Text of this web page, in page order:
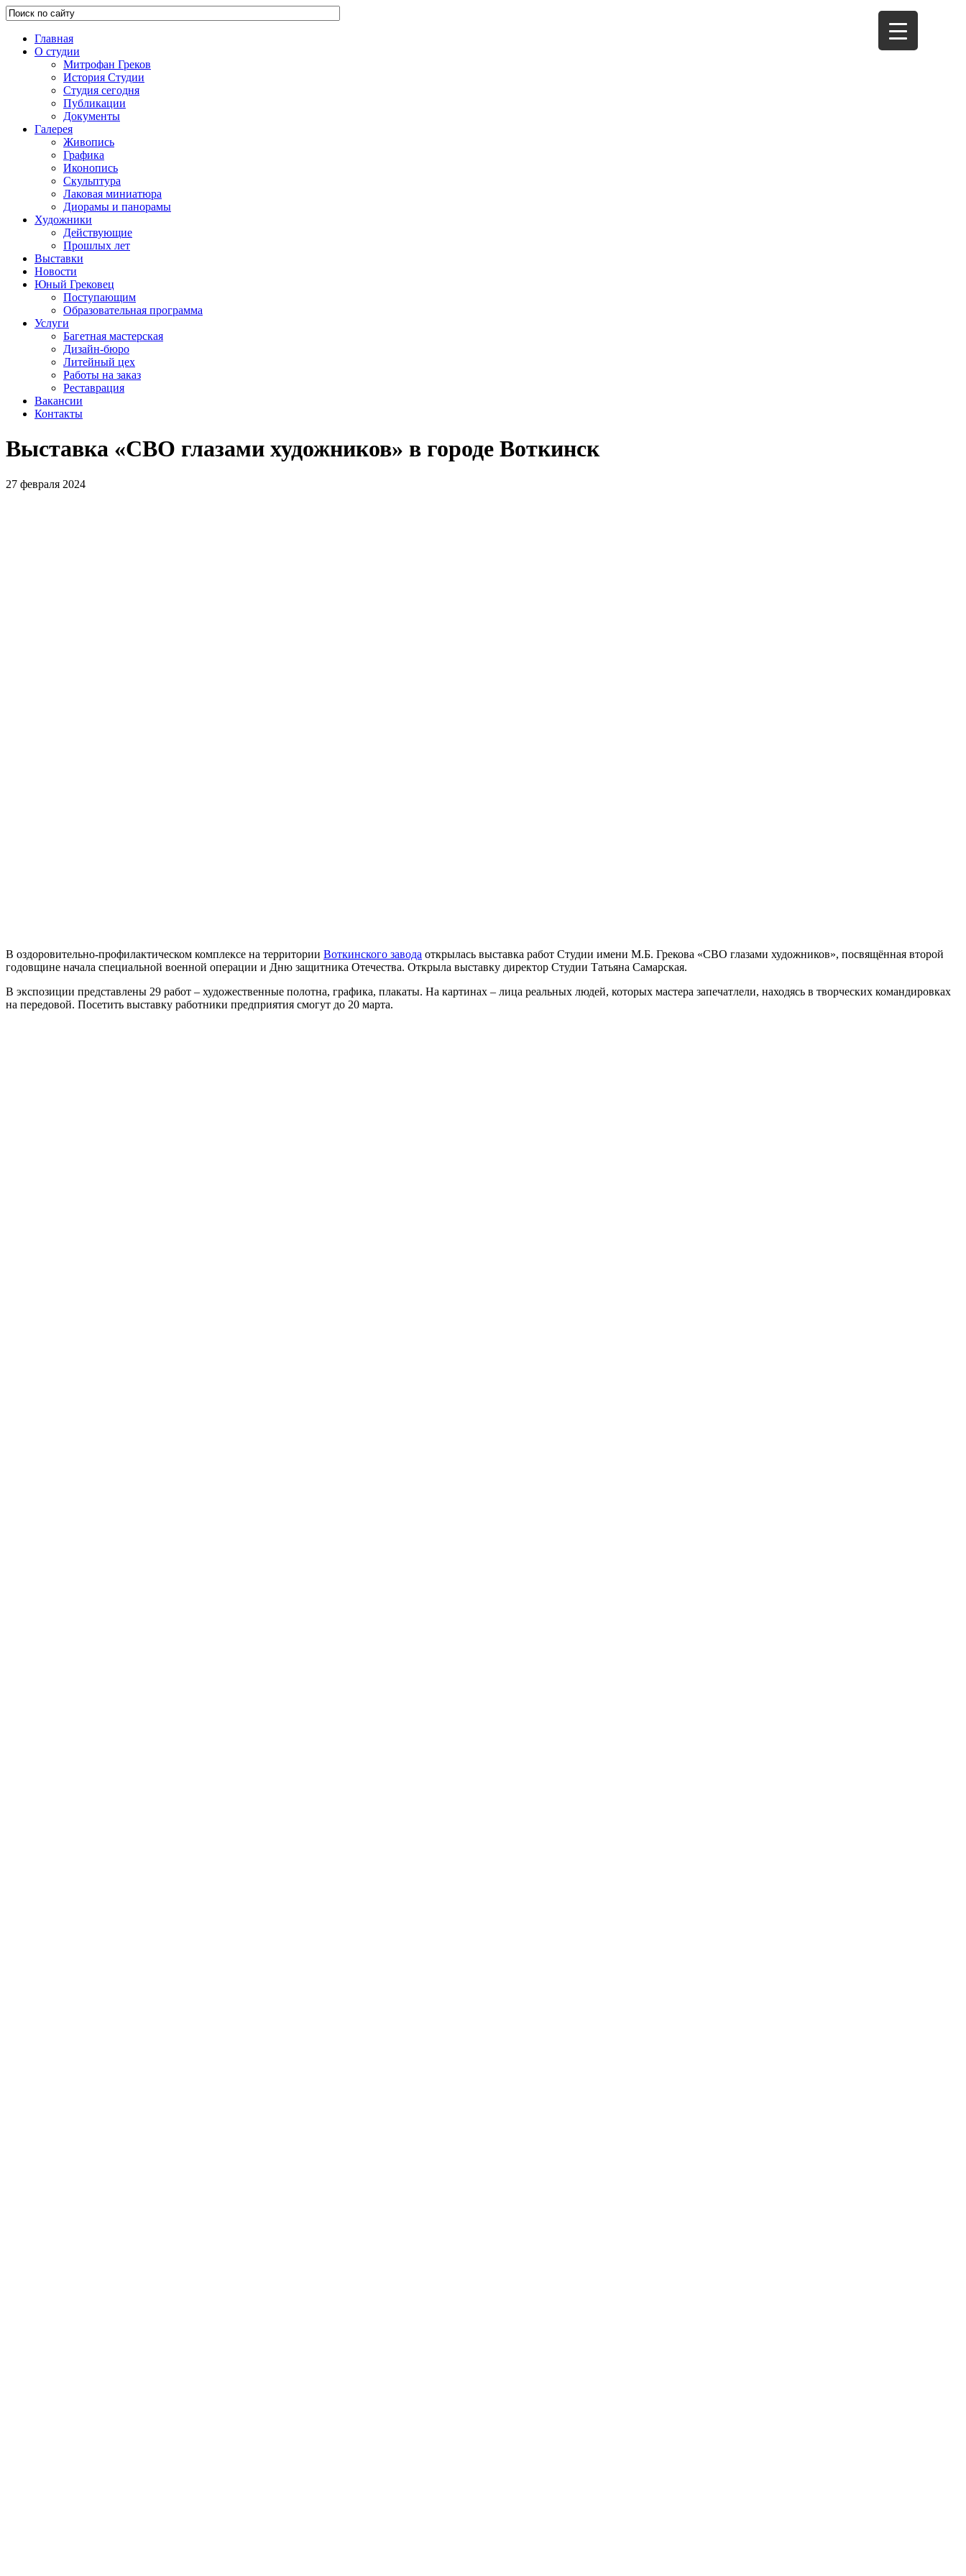
Главная
О студии
Митрофан Греков
История Студии
Студия сегодня
Публикации
Документы
Галерея
Живопись
Графика
Иконопись
Скульптура
Лаковая миниатюра
Диорамы и панорамы
Художники
Действующие
Прошлых лет
Выставки
Новости
Юный Грековец
Поступающим
Образовательная программа
Услуги
Багетная мастерская
Дизайн-бюро
Литейный цех
Работы на заказ
Реставрация
Вакансии
Контакты
Выставка «СВО глазами художников» в городе Воткинск
27 февраля 2024
В оздо­ро­ви­тель­но-про­фи­лак­ти­че­ском ком­плек­се на тер­ри­то­рии Воткинского заво­да откры­лась выстав­ка работ Студии име­ни М.Б. Грекова «СВО гла­за­ми худож­ни­ков», посвя­щён­ная вто­рой
годов­щине нача­ла спе­ци­аль­ной воен­ной опе­ра­ции и Дню защит­ни­ка Отечества. Открыла выстав­ку дирек­тор Студии Татьяна Самарская.
В экс­по­зи­ции пред­став­ле­ны 29 работ – худо­же­ствен­ные полот­на, гра­фи­ка, пла­ка­ты. На кар­ти­нах – лица реаль­ных людей, кото­рых масте­ра запе­чат­ле­ли, нахо­дясь в твор­че­ских коман­ди­ров­ках
на пере­до­вой. Посетить выстав­ку работ­ни­ки пред­при­я­тия смо­гут до 20 марта.